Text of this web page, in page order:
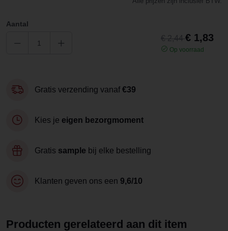
Aantal
€ 1,83
Op voorraad
Gratis verzending vanaf €39
Kies je eigen bezorgmoment
Gratis sample bij elke bestelling
Klanten geven ons een 9,6/10
Producten gerelateerd aan dit item